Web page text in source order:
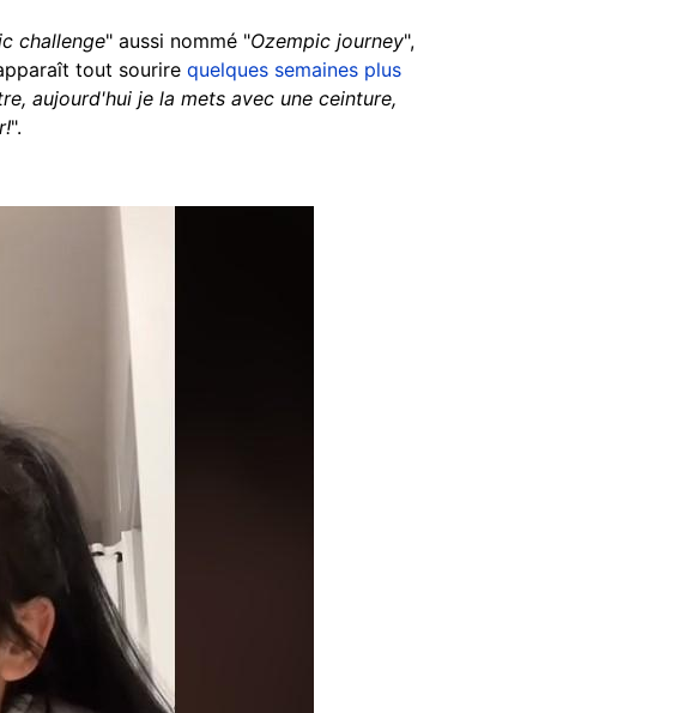
challenge" aussi nommé "Ozempic journey",
tout sourire quelques semaines plus
aujourd'hui je la mets avec une ceinture,
".